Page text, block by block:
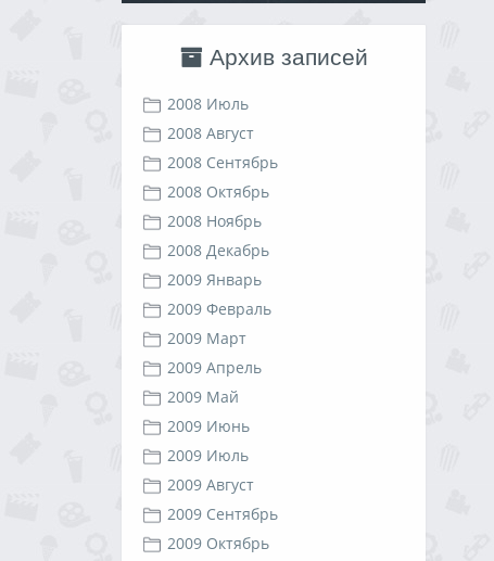
Архив записей
2008 Июль
2008 Август
2008 Сентябрь
2008 Октябрь
2008 Ноябрь
2008 Декабрь
2009 Январь
2009 Февраль
2009 Март
2009 Апрель
2009 Май
2009 Июнь
2009 Июль
2009 Август
2009 Сентябрь
2009 Октябрь